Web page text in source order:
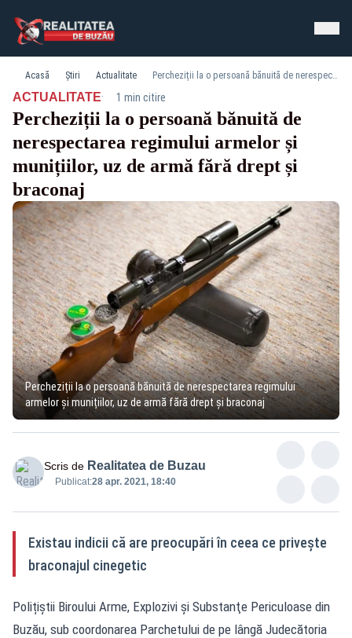
Acasă Știri Actualitate Percheziții la o persoană bănuită de nerespectarea regimului armelor și munițiilor, uz de armă fără drept și braconaj
ACTUALITATE· 1 min citire
Percheziții la o persoană bănuită de
nerespectarea regimului armelor și
munițiilor, uz de armă fără drept și
braconaj
Percheziții la o persoană bănuită de nerespectarea regimului
armelor și munițiilor, uz de armă fără drept și braconaj
Scris de Realitatea de Buzau
Publicat:28 apr. 2021, 18:40
Existau indicii că are preocupări în ceea ce priveşte
braconajul cinegetic
Polițiștii Biroului Arme, Explozivi şi Substanţe Periculoase din
Buzău, sub coordonarea Parchetului de pe lângă Judecătoria